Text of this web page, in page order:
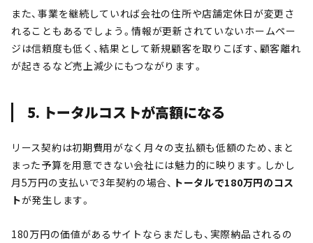
また、事業を継続していれば会社の住所や店舗定休日が変更さ
れることもあるでしょう。情報が更新されていないホームペー
ジは信頼度も低く、結果として新規顧客を取りこぼす、顧客離れ
が起きるなど売上減少にもつながります。
5. トータルコストが高額になる
リース契約は初期費用がなく月々の支払額も低額のため、まと
まった予算を用意できない会社には魅力的に映ります。しかし
月5万円の支払いで3年契約の場合、 トータルで180万円のコス
トが発生します。
180万円の価値があるサイトならまだしも、実際納品されるの